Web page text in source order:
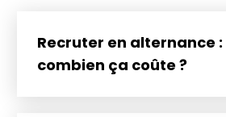
Recruter en alternance :
combien ça coûte ?